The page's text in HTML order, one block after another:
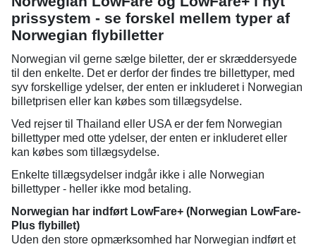
prissystem - se forskel mellem typer af
Norwegian flybilletter
Norwegian vil gerne sælge biletter, der er skræddersyede
til den enkelte. Det er derfor der findes tre billettyper, med
syv forskellige ydelser, der enten er inkluderet i Norwegian
billetprisen eller kan købes som tillægsydelse.
Ved rejser til Thailand eller USA er der fem Norwegian
billettyper med otte ydelser, der enten er inkluderet eller
kan købes som tillægsydelse.
Enkelte tillægsydelser indgår ikke i alle Norwegian
billettyper - heller ikke mod betaling.
Norwegian har indført LowFare+ (Norwegian LowFare-
Plus flybillet)
Uden den store opmærksomhed har Norwegian indført et